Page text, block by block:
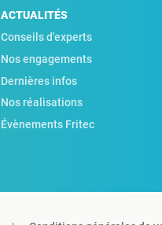
ACTUALITÉS
Conseils d'experts
Nos engagements
Dernières infos
Nos réalisations
Évènements Fritec